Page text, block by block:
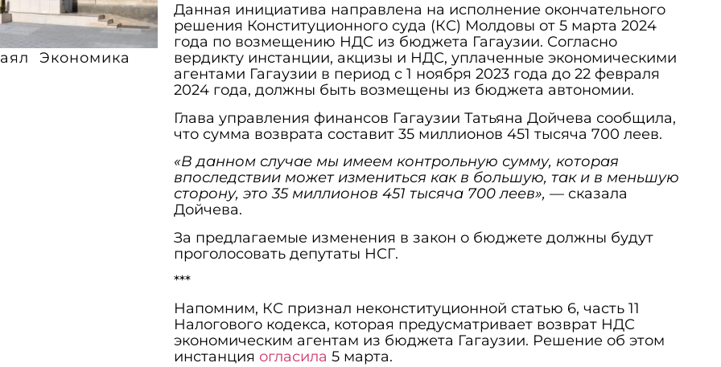
Экономика
Данная инициатива направлена на исполнение окончательного
решения Конституционного суда (КС) Молдовы от 5 марта 2024
года по возмещению НДС из бюджета Гагаузии. Согласно
вердикту инстанции, акцизы и НДС, уплаченные экономическими
агентами Гагаузии в период с 1 ноября 2023 года до 22 февраля
2024 года, должны быть возмещены из бюджета автономии.
Глава управления финансов Гагаузии Татьяна Дойчева сообщила,
что сумма возврата составит 35 миллионов 451 тысяча 700 леев.
«В данном случае мы имеем контрольную сумму, которая
впоследствии может измениться как в большую, так и в меньшую
сторону, это 35 миллионов 451 тысяча 700 леев», — сказала
Дойчева.
За предлагаемые изменения в закон о бюджете должны будут
проголосовать депутаты НСГ.
***
Напомним, КС признал неконституционной статью 6, часть 11
Налогового кодекса, которая предусматривает возврат НДС
экономическим агентам из бюджета Гагаузии. Решение об этом
инстанция огласила 5 марта.